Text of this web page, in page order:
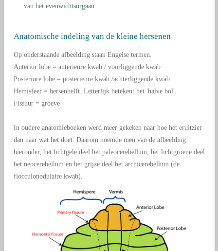
van het evenwichtsorgaan.
Anatomische indeling van de kleine hersenen
Op onderstaande afbeelding staan Engelse termen.
Anterior lobe = anterieure kwab / voorliggende kwab
Posteriore lobe = posterieure kwab /achterliggende kwab
Hemisfeer = hersenhelft. Letterlijk betekent het 'halve bol'.
Fissuur = groeve
In oudere anatomieboeken werd meer gekeken naar hoe het eruitziet
dan naar wat het doet. Daarom noemde men van de afbeelding
hieronder, het lichtgele deel het paleocerebellum, het lichtgroene deel
het neocerebellum en het grijze deel het archicerebellum (de
flocculonodulaire kwab).